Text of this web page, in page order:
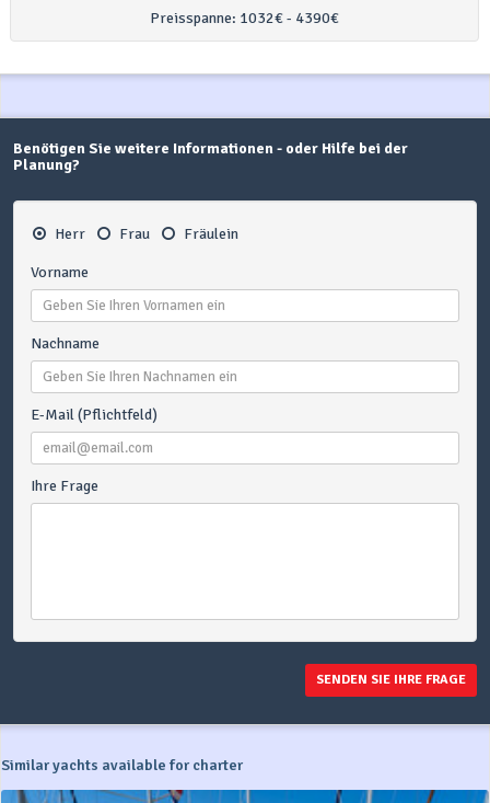
Preisspanne: 1032€ - 4390€
Benötigen Sie weitere Informationen - oder Hilfe bei der
Planung?
Herr Frau Fräulein
Vorname
Nachname
E-Mail (Pflichtfeld)
Ihre Frage
SENDEN SIE IHRE FRAGE
Similar yachts available for charter